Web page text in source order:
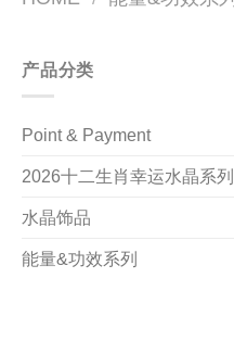
产品分类
Point & Payment
2026十二生肖幸运水晶系列
水晶饰品
能量&功效系列